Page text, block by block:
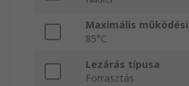
Maximális
85°C
Lezárás típusa
Forrasztás